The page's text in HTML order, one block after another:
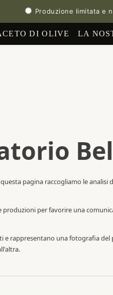
Produzione limitata e
DI OLIVE LA
pagina raccogliamo le
per favorire una
e rappresentano una fotografia